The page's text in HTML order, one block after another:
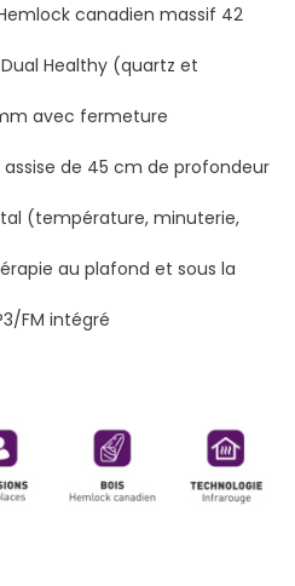
canadien massif 42
Healthy (quartz et
avec fermeture
de 45 cm de profondeur
(température, minuterie,
au plafond et sous la
FM intégré